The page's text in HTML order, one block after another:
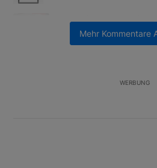
Mehr Kommentare
teuren Sprit
WERBUNG